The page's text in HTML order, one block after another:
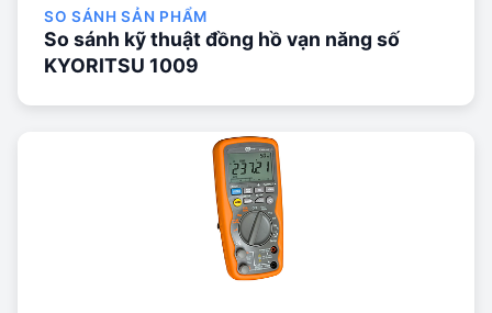
SO SÁNH SẢN PHẨM
So sánh kỹ thuật đồng hồ vạn năng số
KYORITSU 1009